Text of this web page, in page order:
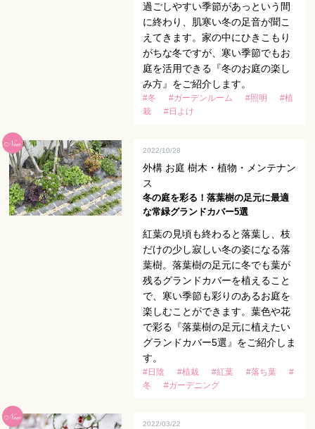
過ごしやすい季節があっという間
に終わり、肌寒い冬の足音が聞こ
えてきます。家の中にひきこもり
がちな冬ですが、寒い季節でもお
庭を活用できる『冬のお庭の楽し
み方』をご紹介します。
#冬 #ガーデンルーム #照明
#植
栽
#日よけ
2022/10/28
外構 お庭 樹木・植物・メンテナン
ス
冬の庭を彩る！落葉樹の足元に最適
な常緑グランドカバー5選
紅葉の見頃も終わると落葉し、枝
だけの少し寂しい冬の姿になる落
葉樹。落葉樹の足元に冬でも葉が
残るグランドカバーを植えること
で、寒い季節も彩りのあるお庭を
楽しむことができます。葉色や花
で彩る『落葉樹の足元に植えたい
グランドカバー5選』をご紹介しま
す。
#日陰 #植栽 #紅葉 #落ち葉
#
冬
#ガーデニング
2022/03/22